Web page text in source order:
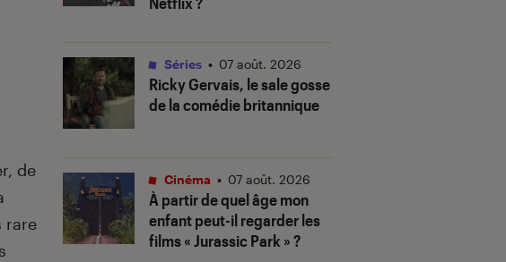
de
rare
Ricky Gervais, le sale gosse
de la comédie britannique
Séries • 07 août. 2026
À partir de quel âge mon
enfant peut-il regarder les
films « Jurassic Park » ?
Cinéma • 07 août. 2026